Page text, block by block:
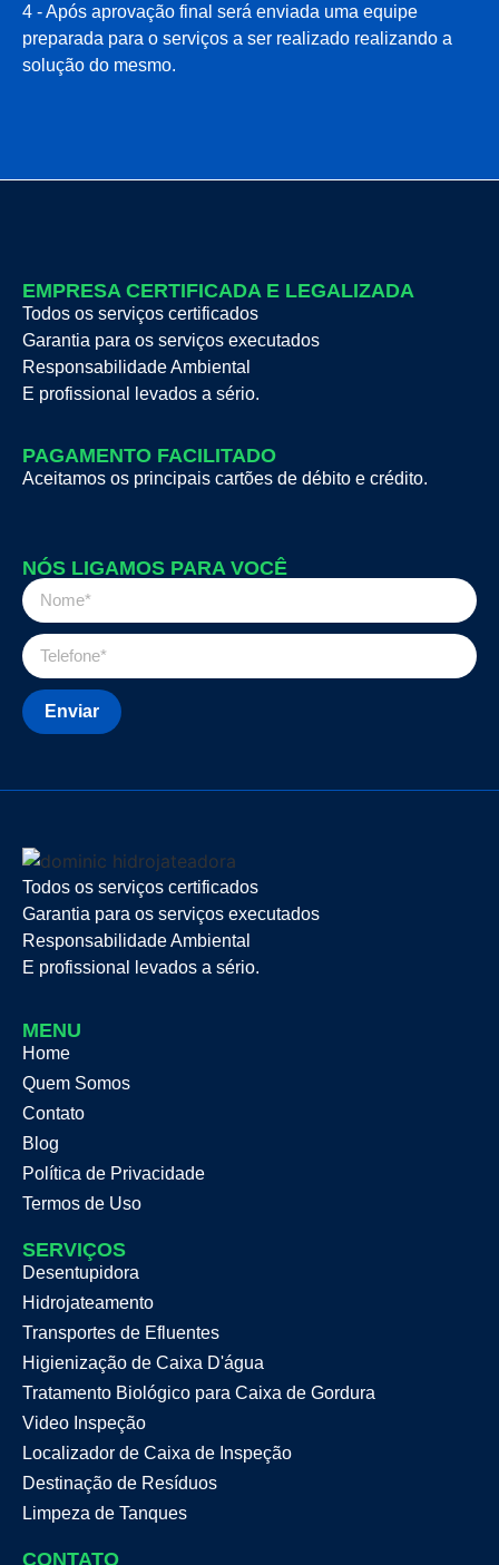
4 - Após aprovação final será enviada uma equipe
preparada para o serviços a ser realizado realizando a
solução do mesmo.
EMPRESA CERTIFICADA E LEGALIZADA
Todos os serviços certificados
Garantia para os serviços executados
Responsabilidade Ambiental
E profissional levados a sério.
PAGAMENTO FACILITADO
Aceitamos os principais cartões de débito e crédito.
NÓS LIGAMOS PARA VOCÊ
Enviar
Todos os serviços certificados
Garantia para os serviços executados
Responsabilidade Ambiental
E profissional levados a sério.
MENU
Home
Quem Somos
Contato
Blog
Política de Privacidade
Termos de Uso
SERVIÇOS
Desentupidora
Hidrojateamento
Transportes de Efluentes
Higienização de Caixa D'água
Tratamento Biológico para Caixa de Gordura
Video Inspeção
Localizador de Caixa de Inspeção
Destinação de Resíduos
Limpeza de Tanques
CONTATO